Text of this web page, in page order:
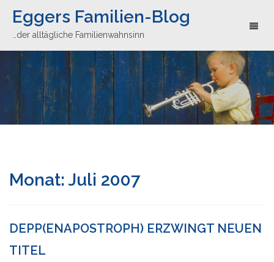
Eggers Familien-Blog
…der alltägliche Familienwahnsinn
Monat: Juli 2007
DEPP(ENAPOSTROPH) ERZWINGT NEUEN
TITEL